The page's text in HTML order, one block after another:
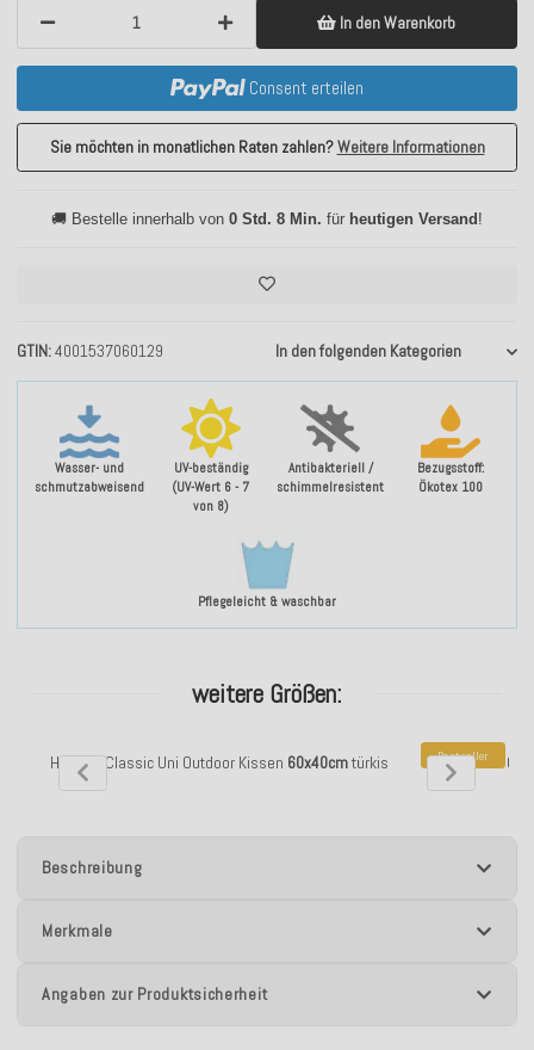
Wasser- und
schmutzabweisend
UV-beständig
(UV-Wert 6 - 7
von 8)
Antibakteriell /
schimmelresistent
Bezugsstoff:
Ökotex 100
Pflegeleicht & waschbar
GTIN 4001537060129 In den folgenden Kategorien
In den Warenkorb
Consent erteilen
Sie möchten in monatlichen Raten zahlen?Weitere Informationen
🚚 Bestelle innerhalb von 0 Std. 8 Min. für heutigen Versand!
weitere Größen:
H.O.C.K. Classic Uni Outdoor Kissen 60x40cmtürkis Bestseller
H.O.C.K.
Beschreibung
Merkmale
Angaben zur Produktsicherheit